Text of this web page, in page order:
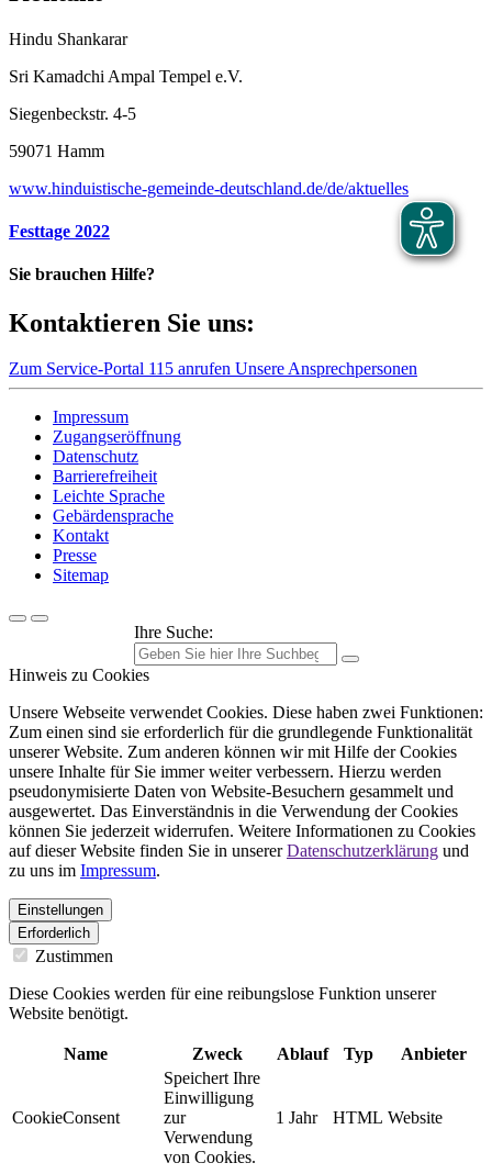
Hindu Shankarar
Sri Kamadchi Ampal Tempel e.V.
Siegenbeckstr. 4-5
59071 Hamm
www.hinduistische-gemeinde-deutschland.de/de/aktuelles
Festtage 2022
Sie brauchen Hilfe?
Kontaktieren Sie uns:
Zum Service-Portal 115 anrufen Unsere Ansprechpersonen
Impressum
Zugangseröffnung
Datenschutz
Barrierefreiheit
Leichte Sprache
Gebärdensprache
Kontakt
Presse
Sitemap
Ihre Suche:
Hinweis zu Cookies
Unsere Webseite verwendet Cookies. Diese haben zwei Funktionen:
Zum einen sind sie erforderlich für die grundlegende Funktionalität
unserer Website. Zum anderen können wir mit Hilfe der Cookies
unsere Inhalte für Sie immer weiter verbessern. Hierzu werden
pseudonymisierte Daten von Website-Besuchern gesammelt und
ausgewertet. Das Einverständnis in die Verwendung der Cookies
können Sie jederzeit widerrufen. Weitere Informationen zu Cookies
auf dieser Website finden Sie in unsererDatenschutzerklärung und
zu uns im Impressum.
Einstellungen
Erforderlich
Zustimmen
Diese Cookies werden für eine reibungslose Funktion unserer
Website benötigt.
Name Zweck Ablauf Typ Anbieter
CookieConsent
Speichert Ihre
Einwilligung
zur
Verwendung
von Cookies.
1 Jahr HTML Website